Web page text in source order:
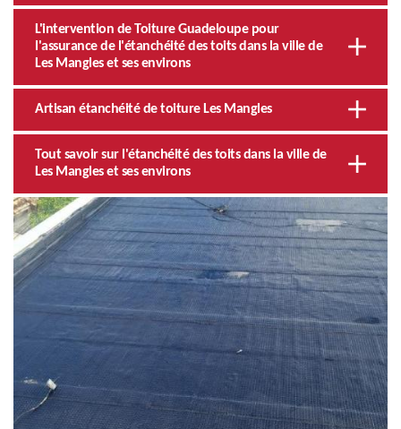
L'intervention de Toiture Guadeloupe pour
l'assurance de l'étanchéité des toits dans la ville de
Les Mangles et ses environs
Artisan étanchéité de toiture Les Mangles
Tout savoir sur l'étanchéité des toits dans la ville de
Les Mangles et ses environs